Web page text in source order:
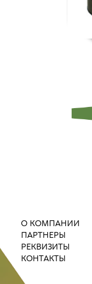
О КОМПАНИИ
ПАРТНЕРЫ
РЕКВИЗИТЫ
КОНТАКТЫ